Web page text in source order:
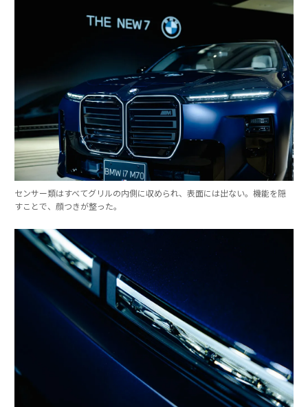
センサー類はすべてグリルの内側に収められ、表面には出ない。機能を隠
すことで、顔つきが整った。